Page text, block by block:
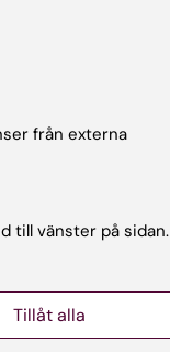
i
du
från externa
till vänster på sidan.
Tillåt alla